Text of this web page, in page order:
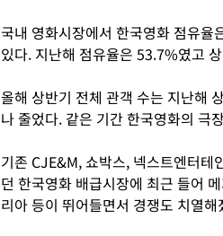
국내 영화시장에서 한국영화 점유
있다. 지난해 점유율은 53.7%였고
올해 상반기 전체 관객 수는 지난해
나 줄었다. 같은 기간 한국영화의 극
기존 CJE&M, 쇼박스, 넥스트엔터테
던 한국영화 배급시장에 최근 들어
리아 등이 뛰어들면서 경쟁도 치열해